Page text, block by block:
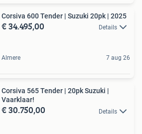
Corsiva 600 Tender | Suzuki 20pk | 2025
€ 34.495,00 Details
Almere 7 aug 26
Corsiva 565 Tender | 20pk Suzuki |
Vaarklaar!
€ 30.750,00 Details